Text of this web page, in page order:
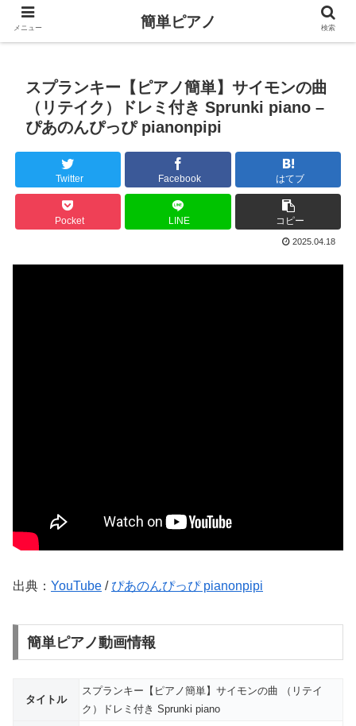
スプランキー【ピアノ簡単】サイモンの曲
（リテイク）ドレミ付き Sprunki piano –
ぴあのんぴっぴ pianonpipi
Twitter Facebook はてブ
Pocket LINE コピー
2025.04.18
出典： YouTube / ぴあのんぴっぴ pianonpipi
簡単ピアノ動画情報
タイトル
スプランキー【ピアノ簡単】サイモンの曲 （リテイ
ク）ドレミ付き Sprunki piano
メニュー 簡単ピアノ 検索